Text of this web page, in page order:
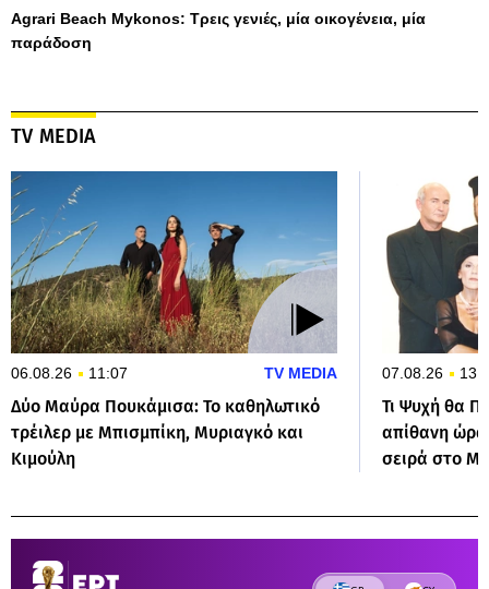
Agrari Beach Mykonos: Τρεις γενιές, μία οικογένεια, μία
παράδοση
TV MEDIA
06.08.26 11:07 TV MEDIA
Δύο Μαύρα Πουκάμισα: Το καθηλωτικό
τρέιλερ με Μπισμπίκη, Μυριαγκό και
Κιμούλη
07.08.26
Τι Ψυχή θα
απίθανη ώρα
σειρά στο